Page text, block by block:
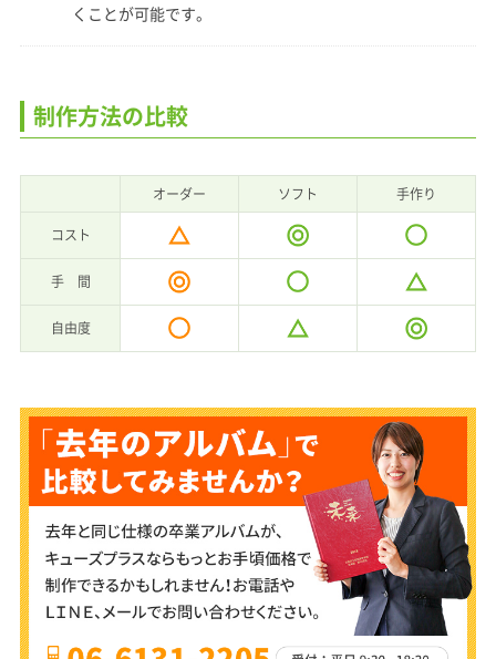
くことが可能です。
制作方法の比較
オーダー ソフト 手作り
コスト
手 間
自由度